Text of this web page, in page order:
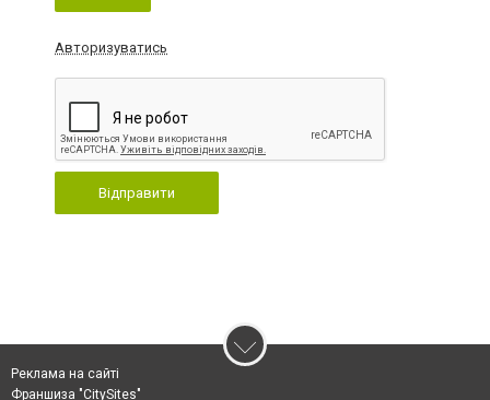
Авторизуватись
Відправити
Реклама на сайті
Франшиза "CitySites"